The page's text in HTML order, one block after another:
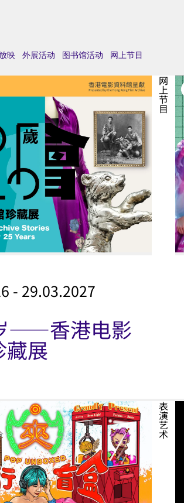
映 外展活动 图书馆活动 网上节目
- 29.03.2027
——香港电影
藏展
网上节目
表演艺术